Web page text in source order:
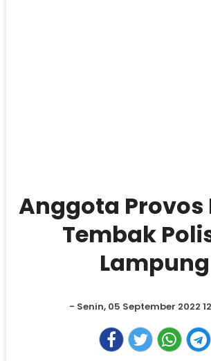
Anggota Provos
Tembak
Lampung
- Senin, 05 September 2022